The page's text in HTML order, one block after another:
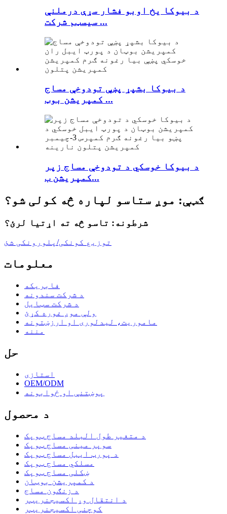
د بیوکا یخ اوبو فشار سړې درملنې
سیسټم شرکت ...
د بیوکا بشپړ پښې تودوخې مساج
کمپریشن بوټ ...
د بیوکا خوسکي د تودوخې مساج زپر
کمپریشن ب...
ګټې: موږ ستاسو لپاره څه کولی شو؟
شرطونه: تاسو څه ته اړتیا لرئ؟
توزیع کونکی/پلورونکی شئ
معلومات
فابریکه
د شرکت سندونه
د شرکت سټایل
ولې موږ غوره کړئ
ماموریت، لیدلوری او ارزښتونه
مننه
حل
استازی
OEM/ODM
پوښتنې او ځوابونه
د محصول
د متغیر طول البلد مساج ټوپک
سوپر مینی مساج ټوپک
د پورټ ایبل مساج ټوپک
مسلکي مساج ټوپک
ښکلی مساج ټوپک
د کمپریشن بوټان
د زنګون مساج
د انتقال وړ اکسیجنریټر
کوچنی اکسیجنریټر